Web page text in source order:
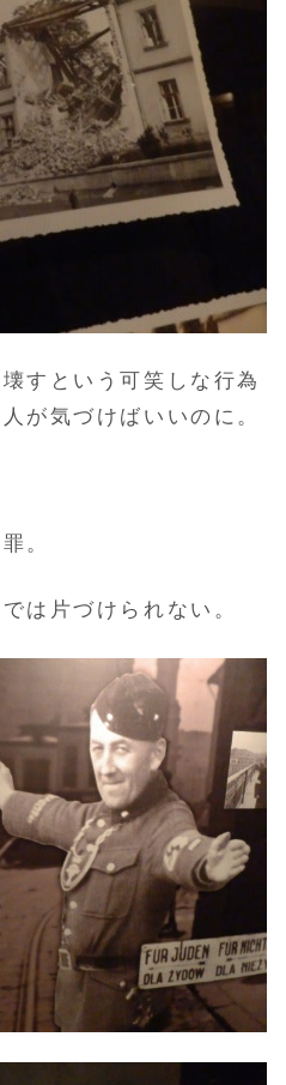
すという可笑しな行為
が気づけばいいのに。
。
は片づけられない。